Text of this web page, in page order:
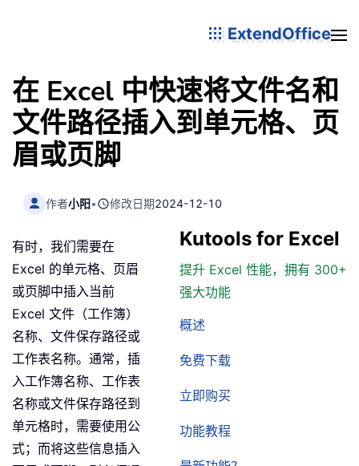
ExtendOffice
在 Excel 中快速将文件名和
文件路径插入到单元格、页
眉或页脚
作者小阳• 修改日期2024-12-10
Kutools for Excel
提升 Excel 性能，拥有 300+
强大功能
概述
免费下载
立即购买
功能教程
有时，我们需要在
Excel 的单元格、页眉
或页脚中插入当前
Excel 文件（工作簿）
名称、文件保存路径或
工作表名称。通常，插
入工作簿名称、工作表
名称或文件保存路径到
单元格时，需要使用公
式；而将这些信息插入